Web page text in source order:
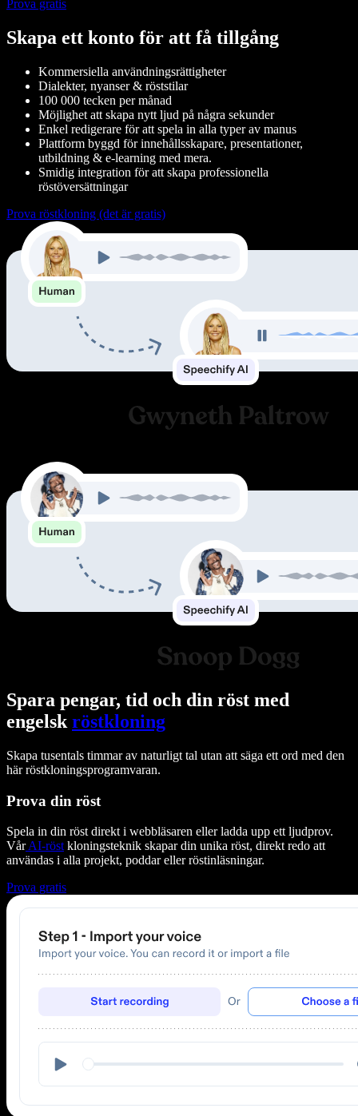
Prova gratis
Skapa ett konto för att få tillgång
Kommersiella användningsrättigheter
Dialekter, nyanser & röststilar
100 000 tecken per månad
Möjlighet att skapa nytt ljud på några sekunder
Enkel redigerare för att spela in alla typer av manus
Plattform byggd för innehållsskapare, presentationer,
utbildning & e-learning med mera.
Smidig integration för att skapa professionella
röstöversättningar
Prova röstkloning (det är gratis)
Spara pengar, tid och din röst med
engelsk röstkloning
Skapa tusentals timmar av naturligt tal utan att säga ett ord med den
här röstkloningsprogramvaran.
Prova din röst
Spela in din röst direkt i webbläsaren eller ladda upp ett ljudprov.
VårAI-röstkloningsteknik skapar din unika röst, direkt redo att
användas i alla projekt, poddar eller röstinläsningar.
Prova gratis